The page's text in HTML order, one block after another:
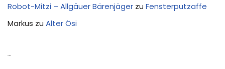
Robot-Mitzi – Allgäuer Bärenjäger zu Fensterputzaffe
Markus zu Alter Ösi